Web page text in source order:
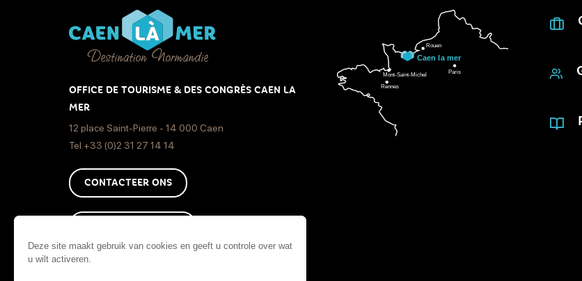
Deze site maakt gebruik van cookies en geeft u controle over wat
u wilt activeren.
OFFICE DE TOURISME & DES CONGRÈS CAEN LA
MER
12 place Saint-Pierre - 14 000 Caen
Tel.+33 (0)2 31 27 14 14
CONTACTEER ONS